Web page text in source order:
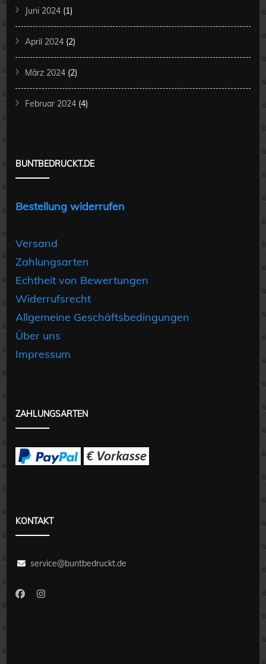
Juni 2024 (1)
April 2024 (2)
März 2024 (2)
Februar 2024 (4)
BUNTBEDRUCKT.DE
Bestellung widerrufen
Versand
Zahlungsarten
Echtheit von Bewertungen
Widerrufsrecht
Allgemeine Geschäftsbedingungen
Über uns
Impressum
ZAHLUNGSARTEN
KONTAKT
service@buntbedruckt.de